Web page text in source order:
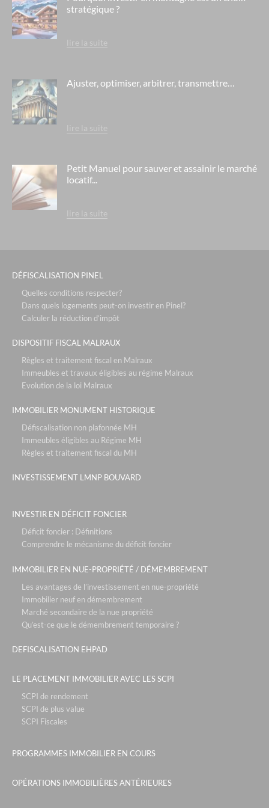
les tuquets - seignosse
le cristal de l'alpe - alpe d'huez
le domaine des flamants roses- salin de giraud
mama shelter - marseille
l'aquae- aix les bains
residence la cheneraie - ehpad orpea - bordeaux
residence rené legros - ehpad orpea - dourdan
residence le hameau de la source - ehpad medica - lyon saint
le vallon du roy - sanary sur mer
les voiles blanches - solenzara corse
l'hotel d'ecquevilly - paris / versailles
défiscalisation bouvard : 4,30% + occupation
mama shelter - lyon
neozen- marseille
ecollines - nice
partenaires
la chrysalide - décines
vue en scene - gex
la reserve- annecy
pra sainte marie - vars
patios eugenie - biarritz
roissy park - paris roissy
les portes de saint clair - lyon
park & suites prestige- paris la défense
le campus de sophia - nice
rue de la republique - marseille
tour de sault - bayonne
the blue factory - lyon
stratégique ?
lire la suite
Ajuster, optimiser, arbitrer, transmettre…
lire la suite
Petit Manuel pour sauver et assainir le marché
locatif...
lire la suite
DÉFISCALISATION PINEL
Quelles conditions respecter?
Dans quels logements peut-on investir en Pinel?
Calculer la réduction d’impôt
DISPOSITIF FISCAL MALRAUX
Règles et traitement fiscal en Malraux
Immeubles et travaux éligibles au régime Malraux
Evolution de la loi Malraux
IMMOBILIER MONUMENT HISTORIQUE
Défiscalisation non plafonnée MH
Immeubles éligibles au Régime MH
Règles et traitement fiscal du MH
INVESTISSEMENT LMNP BOUVARD
INVESTIR EN DÉFICIT FONCIER
Déficit foncier : Définitions
Comprendre le mécanisme du déficit foncier
IMMOBILIER EN NUE-PROPRIÉTÉ / DÉMEMBREMENT
Les avantages de l’investissement en nue-propriété
Immobilier neuf en démembrement
Marché secondaire de la nue propriété
Qu’est-ce que le démembrement temporaire ?
DEFISCALISATION EHPAD
LE PLACEMENT IMMOBILIER AVEC LES SCPI
SCPI de rendement
SCPI de plus value
SCPI Fiscales
PROGRAMMES IMMOBILIER EN COURS
OPÉRATIONS IMMOBILIÈRES ANTÉRIEURES